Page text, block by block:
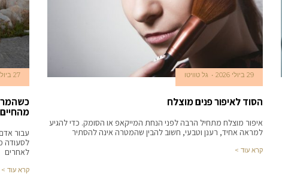
29 ביולי 2026 גל טוויטו
הסוד לאיפור פנים מוצלח
איפור מוצלח מתחיל הרבה לפני הנחת המייקאפ או הסומק. כדי להגיע
למראה אחיד, רענן וטבעי, חשוב להבין שהמטרה אינה להסתיר
קרא עוד >
27 ביולי 2026
עבור
לסעודה
לאחרים
קרא עוד >